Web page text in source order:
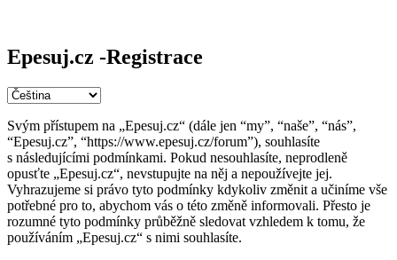
Epesuj.cz -Registrace
Svým přístupem na „Epesuj.cz“ (dále jen “my”, “naše”, “nás”,
“Epesuj.cz”, “https://www.epesuj.cz/forum”), souhlasíte
s následujícími podmínkami. Pokud nesouhlasíte, neprodleně
opusťte „Epesuj.cz“, nevstupujte na něj a nepoužívejte jej.
Vyhrazujeme si právo tyto podmínky kdykoliv změnit a učiníme vše
potřebné pro to, abychom vás o této změně informovali. Přesto je
rozumné tyto podmínky průběžně sledovat vzhledem k tomu, že
používáním „Epesuj.cz“ s nimi souhlasíte.